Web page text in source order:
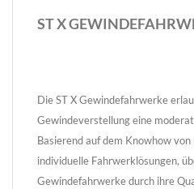
ST X
Die ST X Gewindefahrwerke
Gewindeverstellung eine
Basierend auf dem Knowhow
individuelle Fahrwerklösungen,
Gewindefahrwerke durch ihre